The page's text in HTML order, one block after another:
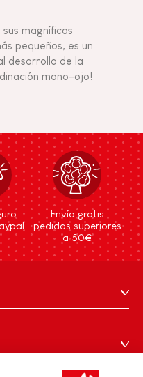
sus magníficas
pequeños, es un
desarrollo de la
mano-ojo!
Envío gratis
pedidos superiores
a 50€